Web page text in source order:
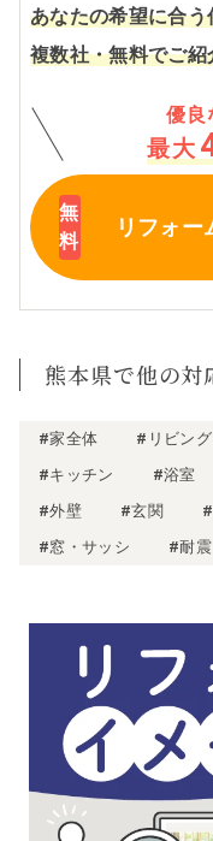
あなたの希望に合
複数社・無料でご紹
優良
最大
リフォー
熊本県で他の対
#家全体 #リビン
#キッチン
#浴室
#外壁
#玄関
#窓・サッシ
#耐震